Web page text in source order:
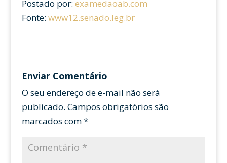
Postado por: examedaoab.com
Fonte: www12.senado.leg.br
Enviar Comentário
O seu endereço de e-mail não será
publicado. Campos obrigatórios são
marcados com*